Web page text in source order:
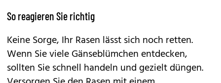
So reagieren Sie richtig
Keine Sorge, Ihr Rasen lässt sich noch retten.
Wenn Sie viele Gänseblümchen entdecken,
sollten Sie schnell handeln und gezielt düngen.